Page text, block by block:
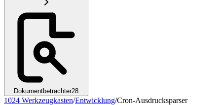
Dokumentbetrachter28
1024 Werkzeugkasten/Entwicklung/Cron-Ausdrucksparser